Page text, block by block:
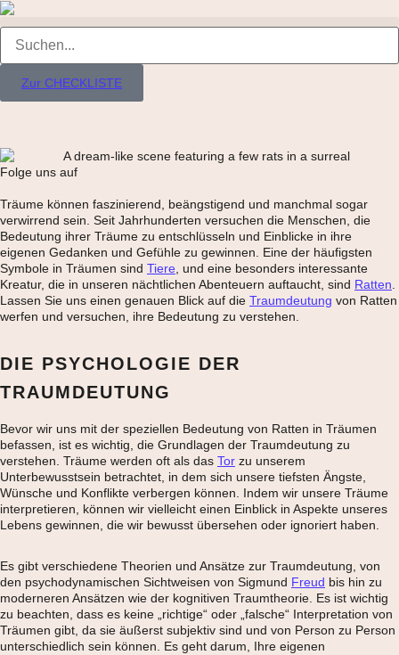
Zur CHECKLISTE
Folge uns auf
Träume können faszinierend, beängstigend und manchmal sogar
verwirrend sein. Seit Jahrhunderten versuchen die Menschen, die
Bedeutung ihrer Träume zu entschlüsseln und Einblicke in ihre
eigenen Gedanken und Gefühle zu gewinnen. Eine der häufigsten
Symbole in Träumen sind Tiere , und eine besonders interessante
Kreatur, die in unseren nächtlichen Abenteuern auftaucht, sind Ratten
Lassen Sie uns einen genauen Blick auf die Traumdeutung von Ratten
werfen und versuchen, ihre Bedeutung zu verstehen.
DIE PSYCHOLOGIE DER
TRAUMDEUTUNG
Bevor wir uns mit der speziellen Bedeutung von Ratten in Träumen
befassen, ist es wichtig, die Grundlagen der Traumdeutung zu
verstehen. Träume werden oft als das Tor zu unserem
Unterbewusstsein betrachtet, in dem sich unsere tiefsten Ängste,
Wünsche und Konflikte verbergen können. Indem wir unsere Träume
interpretieren, können wir vielleicht einen Einblick in Aspekte unseres
Lebens gewinnen, die wir bewusst übersehen oder ignoriert haben.
Es gibt verschiedene Theorien und Ansätze zur Traumdeutung, von
den psychodynamischen Sichtweisen von Sigmund Freud bis hin zu
moderneren Ansätzen wie der kognitiven Traumtheorie. Es ist wichtig
zu beachten, dass es keine „richtige“ oder „falsche“ Interpretation von
Träumen gibt, da sie äußerst subjektiv sind und von Person zu Person
unterschiedlich sein können. Es geht darum, Ihre eigenen